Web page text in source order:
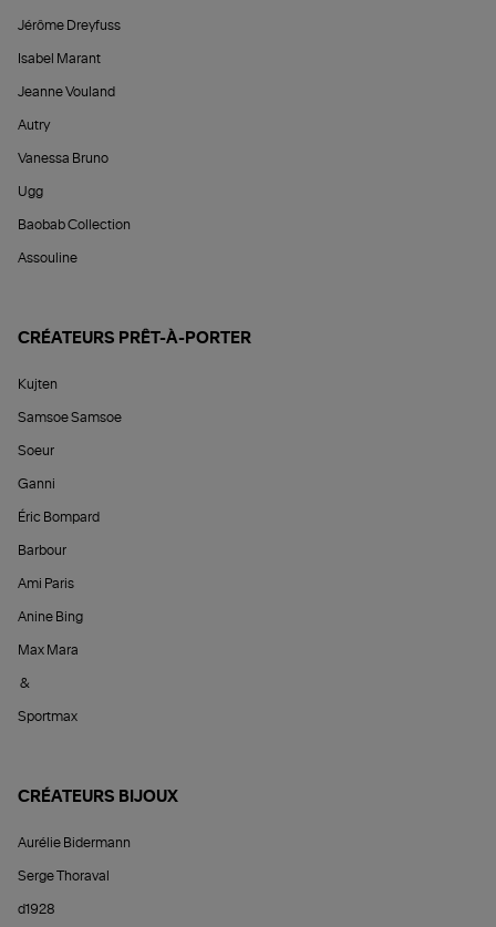
Jérôme Dreyfuss
Isabel Marant
Jeanne Vouland
Autry
Vanessa Bruno
Ugg
Baobab Collection
Assouline
CRÉATEURS PRÊT-À-PORTER
Kujten
Samsoe Samsoe
Soeur
Ganni
Éric Bompard
Barbour
Ami Paris
Anine Bing
Max Mara
&
Sportmax
CRÉATEURS BIJOUX
Aurélie Bidermann
Serge Thoraval
d1928